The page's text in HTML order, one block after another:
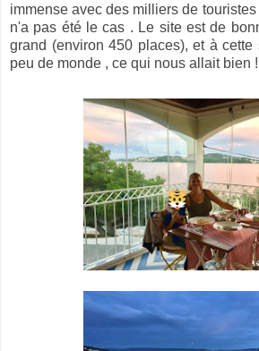
immense avec des milliers de
n'a pas été le cas . Le site est de
grand (environ 450 places), et à
peu de monde , ce qui nous allait bien !